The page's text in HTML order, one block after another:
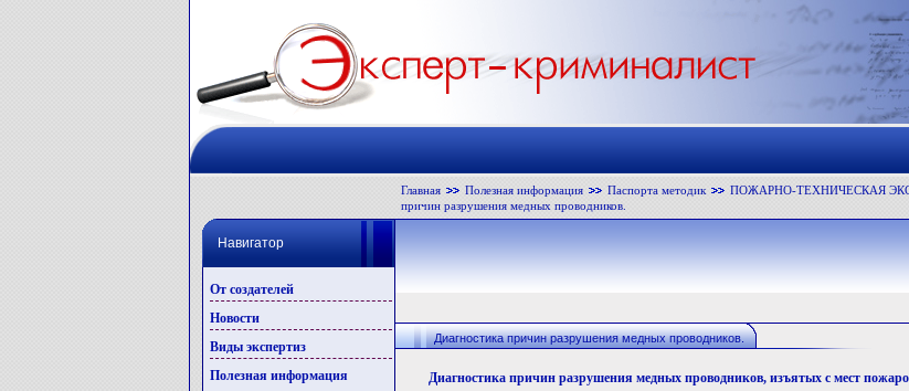
Главная Полезная информация Паспорта методик ПОЖАРНО-ТЕХНИЧЕСКАЯ
причин разрушения медных проводников.
Навигатор
От создателей
Новости
Виды экспертиз
Полезная информация
Диагностика причин разрушения медных проводников.
Диагностика причин разрушения медных проводников, изъятых с мест